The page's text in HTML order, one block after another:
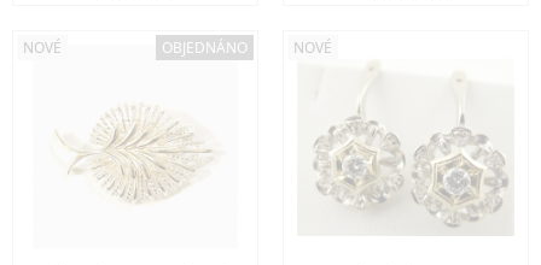
NOVÉ OBJEDNÁNO NOVÉ